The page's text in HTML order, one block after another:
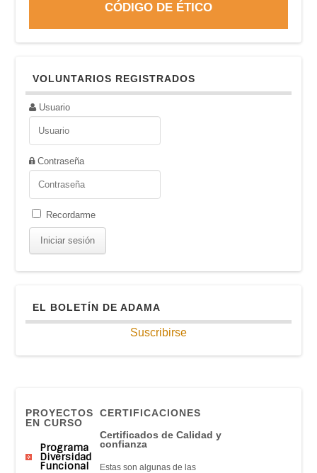
CÓDIGO DE ÉTICO
VOLUNTARIOS REGISTRADOS
Usuario
Contraseña
Recordarme
EL BOLETÍN DE ADAMA
Suscribirse
PROYECTOS
EN CURSO
Programa
Diversidad
Funcional
CERTIFICACIONES
Certificados de Calidad y
confianza
Estas son algunas de las